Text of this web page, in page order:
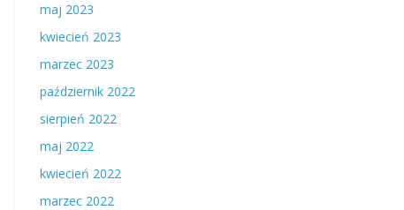
maj 2023
kwiecień 2023
marzec 2023
październik 2022
sierpień 2022
maj 2022
kwiecień 2022
marzec 2022